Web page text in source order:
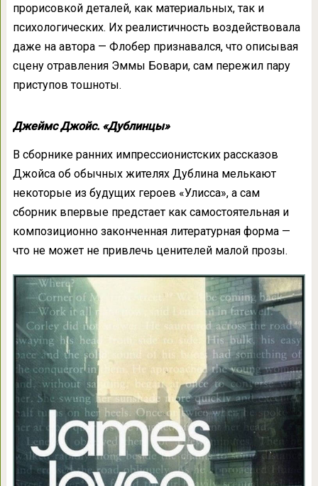
прорисовкой деталей, как материальных, так и
психологических. Их реалистичность воздействовала
даже на автора — Флобер признавался, что описывая
сцену отравления Эммы Бовари, сам пережил пару
приступов тошноты.
Джеймс Джойс. «Дублинцы»
В сборнике ранних импрессионистских рассказов
Джойса об обычных жителях Дублина мелькают
некоторые из будущих героев «Улисса», а сам
сборник впервые предстает как самостоятельная и
композиционно законченная литературная форма —
что не может не привлечь ценителей малой прозы.